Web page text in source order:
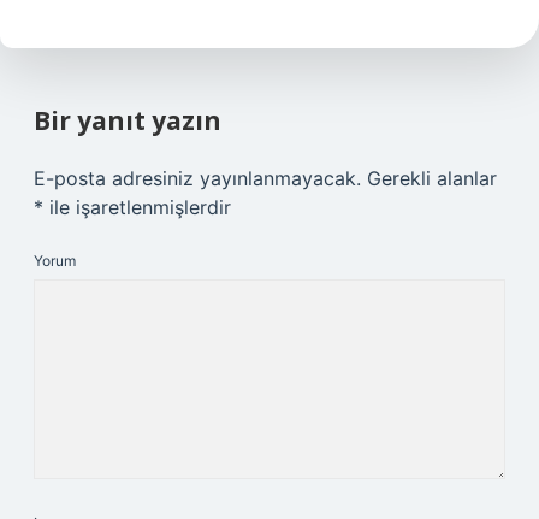
Bir yanıt yazın
E-posta adresiniz yayınlanmayacak. Gerekli alanlar
* ile işaretlenmişlerdir
Yorum